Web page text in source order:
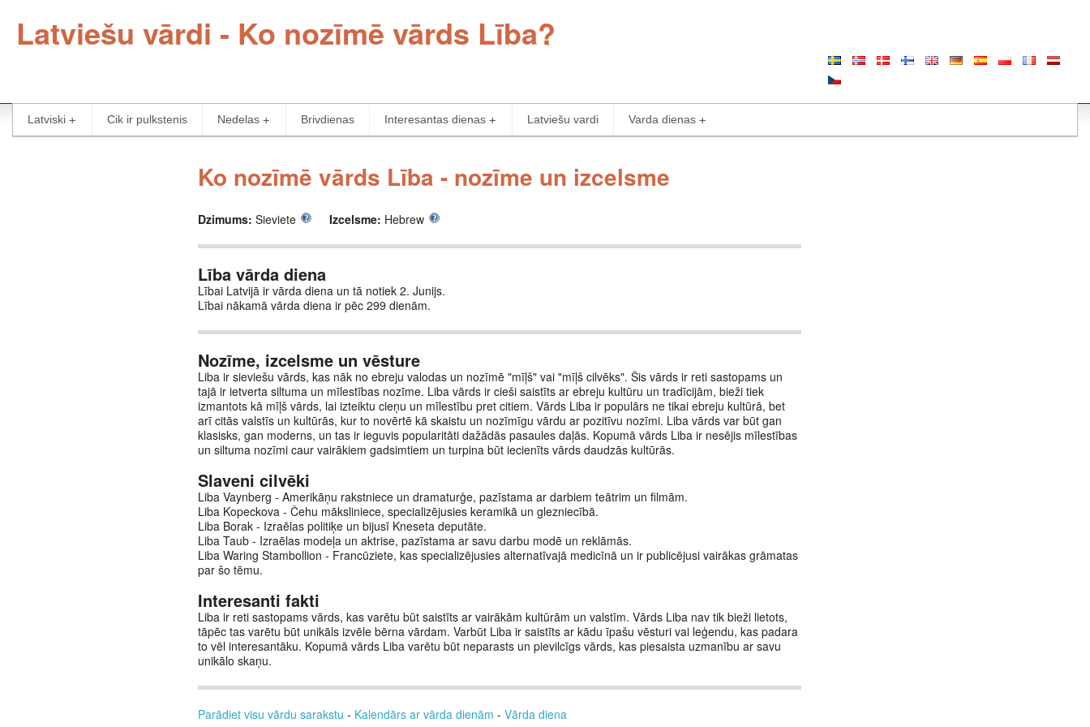
Latviešu vārdi - Ko nozīmē vārds Lība?
Latviski Cik ir pulkstenis Nedelas Brivdienas Interesantas dienas Latviešu vardi Varda dienas
Ko nozīmē vārds Lība - nozīme un izcelsme
Dzimums: Sieviete Izcelsme: Hebrew
Lība vārda diena
Lībai Latvijā ir vārda diena un tā notiek 2. Junijs.
Lībai nākamā vārda diena ir pēc 299 dienām.
Nozīme, izcelsme un vēsture
Liba ir sieviešu vārds, kas nāk no ebreju valodas un nozīmē "mīļš" vai "mīļš cilvēks". Šis vārds ir reti sastopams un
tajā ir ietverta siltuma un mīlestības nozīme. Liba vārds ir cieši saistīts ar ebreju kultūru un tradīcijām, bieži tiek
izmantots kā mīļš vārds, lai izteiktu cieņu un mīlestību pret citiem. Vārds Liba ir populārs ne tikai ebreju kultūrā, bet
arī citās valstīs un kultūrās, kur to novērtē kā skaistu un nozīmīgu vārdu ar pozitīvu nozīmi. Liba vārds var būt gan
klasisks, gan moderns, un tas ir ieguvis popularitāti dažādās pasaules daļās. Kopumā vārds Liba ir nesējis mīlestības
un siltuma nozīmi caur vairākiem gadsimtiem un turpina būt iecienīts vārds daudzās kultūrās.
Slaveni cilvēki
Liba Vaynberg - Amerikāņu rakstniece un dramaturģe, pazīstama ar darbiem teātrim un filmām.
Liba Kopeckova - Čehu māksliniece, specializējusies keramikā un glezniecībā.
Liba Borak - Izraēlas politiķe un bijusī Kneseta deputāte.
Liba Taub - Izraēlas modeļa un aktrise, pazīstama ar savu darbu modē un reklāmās.
Liba Waring Stambollion - Francūziete, kas specializējusies alternatīvajā medicīnā un ir publicējusi vairākas grāmatas
par šo tēmu.
Interesanti fakti
Liba ir reti sastopams vārds, kas varētu būt saistīts ar vairākām kultūrām un valstīm. Vārds Liba nav tik bieži lietots,
tāpēc tas varētu būt unikāls izvēle bērna vārdam. Varbūt Liba ir saistīts ar kādu īpašu vēsturi vai leģendu, kas padara
to vēl interesantāku. Kopumā vārds Liba varētu būt neparasts un pievilcīgs vārds, kas piesaista uzmanību ar savu
unikālo skaņu.
Parādiet visu vārdu sarakstu - Kalendārs ar vārda dienām - Vārda diena